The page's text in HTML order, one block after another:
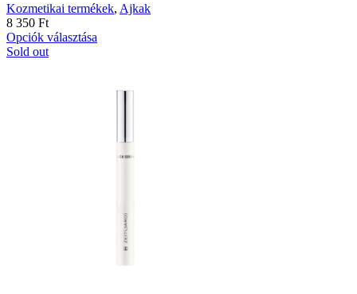
Kozmetikai termékek, Ajkak
8 350 Ft
Opciók választása
variációja
változatok
Sold out